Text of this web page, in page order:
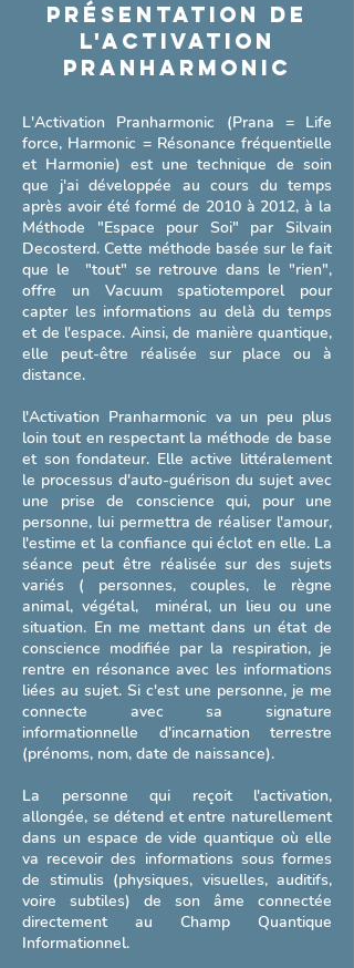
Activation Pranharmonic -
Découverte
Soins à distance ou sur place sans
contact physique, basés sur un état de
conscience modifié.
15 min
30
30 €
Réserver
Activation Pranharmonic -
1 Séance
Activation Pranharmonic à distance ou
sur place
Présentation de
l'activation
pranharmonic
L'Activation Pranharmonic (Prana = Life
force, Harmonic = Résonance fréquentielle
et Harmonie) est une technique de soin
que j'ai développée au cours du temps
après avoir été formé de 2010 à 2012, à la
Méthode "Espace pour Soi" par Silvain
Decosterd. Cette méthode basée sur le fait
que le "tout" se retrouve dans le "rien",
offre un Vacuum spatiotemporel pour
capter les informations au delà du temps
et de l'espace. Ainsi, de manière quantique,
elle peut-être réalisée sur place ou à
distance.
l'Activation Pranharmonic va un peu plus
loin tout en respectant la méthode de base
et son fondateur. Elle active littéralement
le processus d'auto-guérison du sujet avec
une prise de conscience qui, pour une
personne, lui permettra de réaliser l'amour,
l'estime et la confiance qui éclot en elle. La
séance peut être réalisée sur des sujets
variés ( personnes, couples, le règne
animal, végétal, minéral, un lieu ou une
situation. En me mettant dans un état de
conscience modifiée par la respiration, je
rentre en résonance avec les informations
liées au sujet. Si c'est une personne, je me
connecte avec sa signature
informationnelle d'incarnation terrestre
(prénoms, nom, date de naissance).
La personne qui reçoit l'activation,
allongée, se détend et entre naturellement
dans un espace de vide quantique où elle
va recevoir des informations sous formes
de stimulis (physiques, visuelles, auditifs,
voire subtiles) de son âme connectée
directement au Champ Quantique
Informationnel.